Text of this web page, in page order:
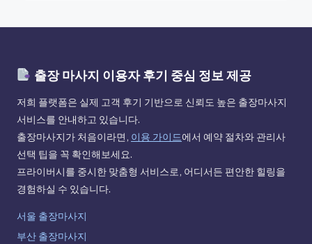
출장 마사지 이용자 후기 중심 정보 제공
저희 플랫폼은 실제 고객 후기 기반으로 신뢰도 높은 출장마사지
서비스를 안내하고 있습니다.
출장마사지가 처음이라면, 이용 가이드에서 예약 절차와 관리사
선택 팁을 꼭 확인해보세요.
프라이버시를 중시한 맞춤형 서비스로, 어디서든 편안한 힐링을
경험하실 수 있습니다.
서울 출장마사지
부산 출장마사지